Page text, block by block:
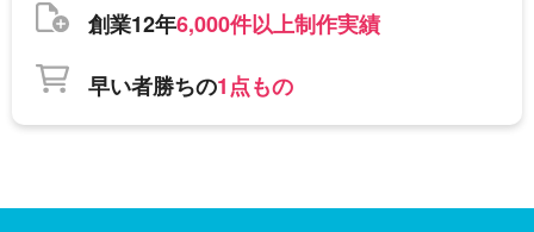
創業12年6,000件以上制作実績
早い者勝ちの1点もの